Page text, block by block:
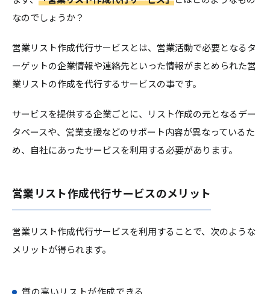
なのでしょうか？
営業リスト作成代行サービスとは、営業活動で必要となるタ
ーゲットの企業情報や連絡先といった情報がまとめられた営
業リストの作成を代行するサービスの事です。
サービスを提供する企業ごとに、リスト作成の元となるデー
タベースや、営業支援などのサポート内容が異なっているた
め、自社にあったサービスを利用する必要があります。
営業リスト作成代行サービスのメリット
営業リスト作成代行サービスを利用することで、次のような
メリットが得られます。
質の高いリストが作成できる